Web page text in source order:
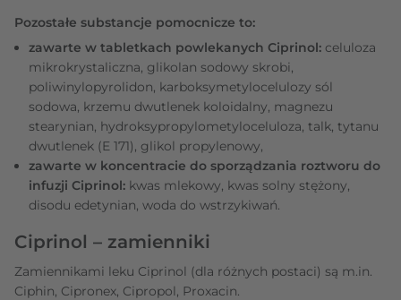
Pozostałe substancje pomocnicze to:
zawarte w tabletkach powlekanych Ciprinol: celuloza
mikrokrystaliczna, glikolan sodowy skrobi,
poliwinylopyrolidon, karboksymetylocelulozy sól
sodowa, krzemu dwutlenek koloidalny, magnezu
stearynian, hydroksypropylometyloceluloza, talk, tytanu
dwutlenek (E 171), glikol propylenowy,
zawarte w koncentracie do sporządzania roztworu do
infuzji Ciprinol: kwas mlekowy, kwas solny stężony,
disodu edetynian, woda do wstrzykiwań.
Ciprinol – zamienniki
Zamiennikami leku Ciprinol (dla różnych postaci) są m.in.
Ciphin, Cipronex, Cipropol, Proxacin.